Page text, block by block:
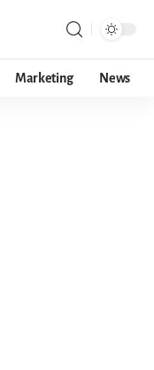
Marketing News